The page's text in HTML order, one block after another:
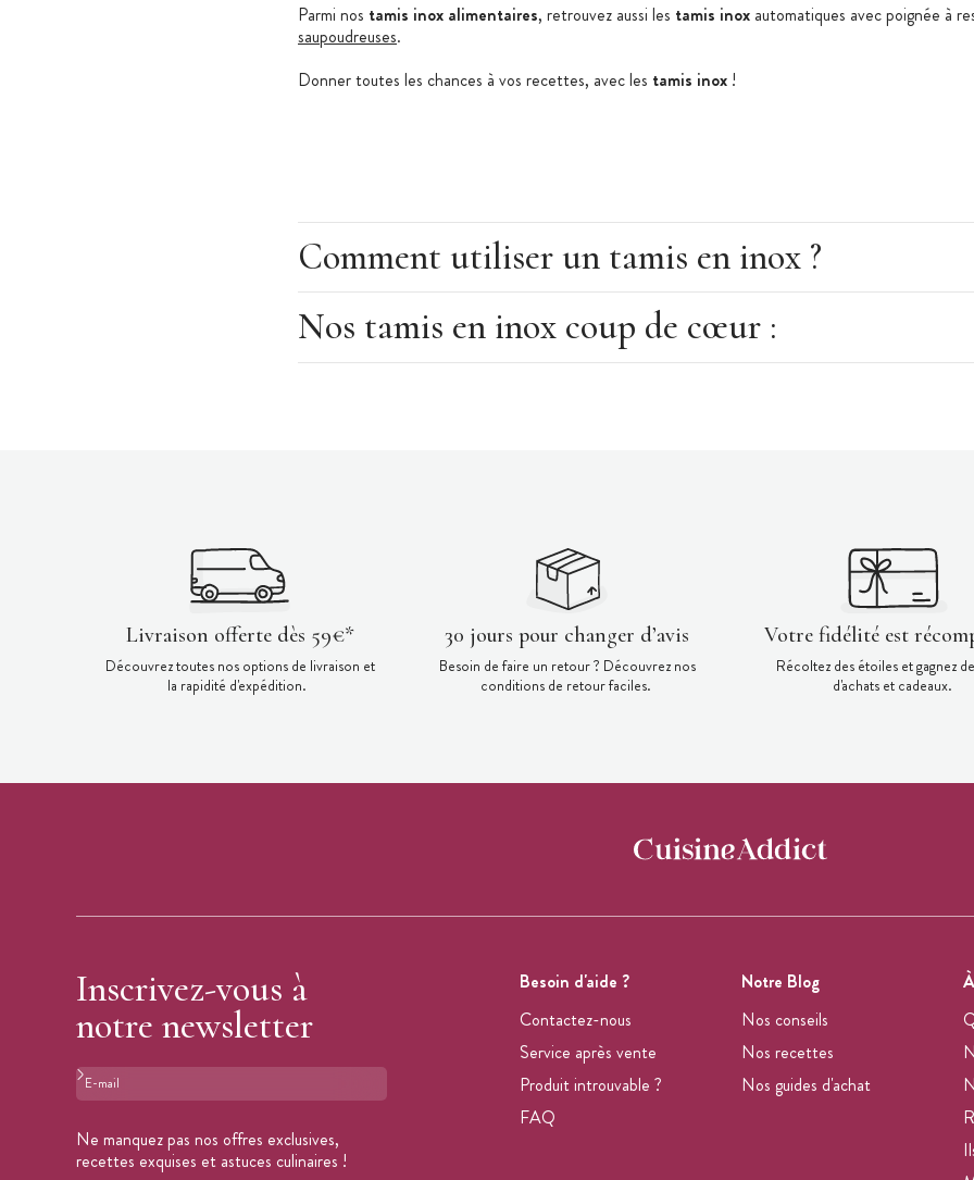
Parmi nos tamis inox alimentaires, retrouvez aussi les tamis inox automatiques avec poignée à
saupoudreuses.
Donner toutes les chances à vos recettes, avec les tamis inox !
Comment utiliser un tamis en inox ?
Nos tamis en inox coup de cœur :
Livraison offerte dès 59€*
Découvrez toutes nos options de livraison et
la rapidité d'expédition.
30 jours pour changer d’avis
Besoin de faire un retour ? Découvrez nos
conditions de retour faciles.
Votre fidélité est
Récoltez des étoiles et gagnez
d'achats et cadeaux.
Besoin d'aide ?
Contactez-nous
Service après vente
Produit introuvable ?
FAQ
Notre Blog
Nos conseils
Nos recettes
Nos guides d'achat
Inscrivez-vous à
notre newsletter
Format : adresse@email.com
Ne manquez pas nos offres exclusives,
recettes exquises et astuces culinaires !